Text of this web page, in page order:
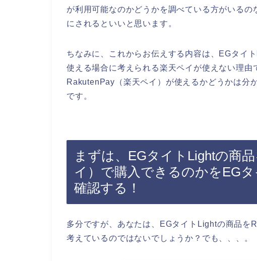
が利用可能なのかどうかを調べている方がいる
にされるといいと思います。
ちなみに、これからお伝えする内容は、EGタイ
使える場合に考えられる楽天ペイが使えない理
RakutenPay（楽天ペイ）が使えるかどうかは分
です。
まずは、EGタイトLightの商
イ）で購入できるのかをEG
確認する！
多分ですが、あなたは、EGタイトLightの商品を
考えているのではないでしょうか？でも、、、。